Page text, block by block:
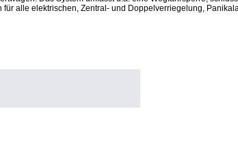
alle elektrischen, Zentral- und Doppelverriegelung,